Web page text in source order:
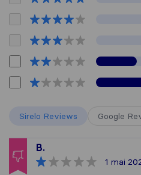
Sirelo Reviews Google
B.
1 mai